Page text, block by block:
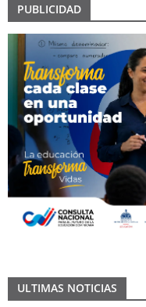
PUBLICIDAD
ULTIMAS NOTICIAS